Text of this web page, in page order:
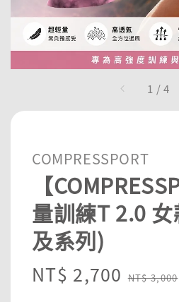
1 /4
COMPRESSPORT
【
量訓練T 2.0
及系列)
Sale
NT$ 2,700 NT$ 3,000